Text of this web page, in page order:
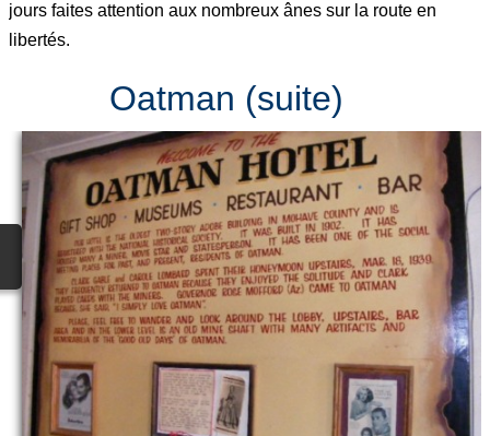
jours faites attention aux nombreux ânes sur la route en
libertés.
Oatman (suite)